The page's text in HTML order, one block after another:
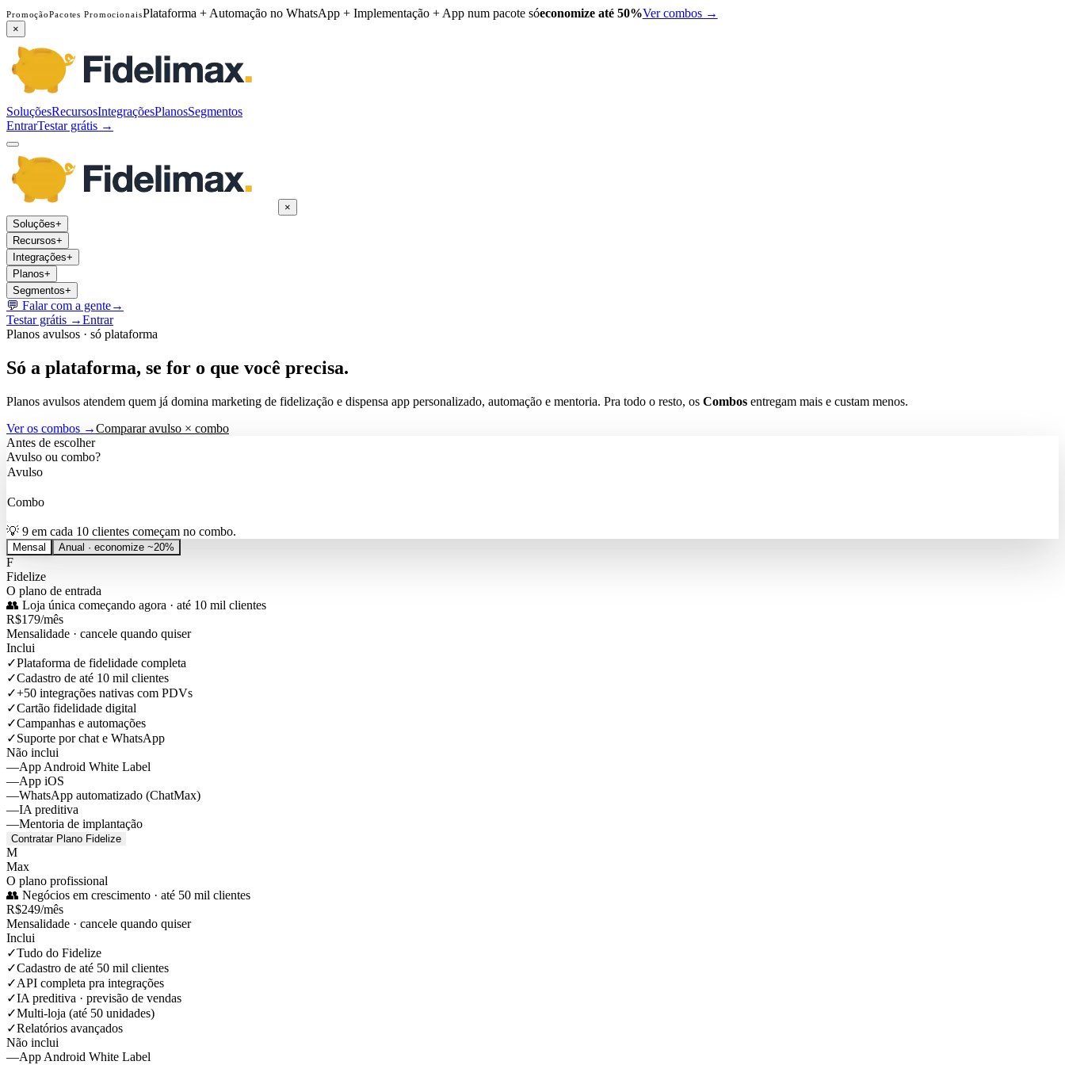
PromoçãoPacotes PromocionaisPlataforma + Automação no WhatsApp + Implementação + App num pacote sóeconomize até 50%Ver combos →
×
SoluçõesRecursosIntegraçõesPlanosSegmentos
EntrarTestar grátis →
×
Soluções+
Recursos+
Integrações+
Planos+
Segmentos+
💬 Falar com a gente→
Testar grátis →Entrar
Planos avulsos · só plataforma
Só a plataforma, se for o que você precisa.
Planos avulsos atendem quem já domina marketing de fidelização e dispensa app personalizado, automação e mentoria. Pra todo o resto, os Combos entregam mais e custam menos.
Ver os combos →Comparar avulso × combo
Antes de escolher
Avulso ou combo?
Avulso
Combo
💡 9 em cada 10 clientes começam no combo.
Mensal Anual · economize ~20%
F
Fidelize
O plano de entrada
👥 Loja única começando agora · até 10 mil clientes
R$179/mês
Mensalidade · cancele quando quiser
Inclui
✓Plataforma de fidelidade completa
✓Cadastro de até 10 mil clientes
✓+50 integrações nativas com PDVs
✓Cartão fidelidade digital
✓Campanhas e automações
✓Suporte por chat e WhatsApp
Não inclui
—App Android White Label
—App iOS
—WhatsApp automatizado (ChatMax)
—IA preditiva
—Mentoria de implantação
Contratar Plano Fidelize
M
Max
O plano profissional
👥 Negócios em crescimento · até 50 mil clientes
R$249/mês
Mensalidade · cancele quando quiser
Inclui
✓Tudo do Fidelize
✓Cadastro de até 50 mil clientes
✓API completa pra integrações
✓IA preditiva · previsão de vendas
✓Multi-loja (até 50 unidades)
✓Relatórios avançados
Não inclui
—App Android White Label